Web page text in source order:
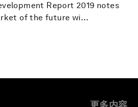
Report 2019 notes
of the future wi...
更多内容